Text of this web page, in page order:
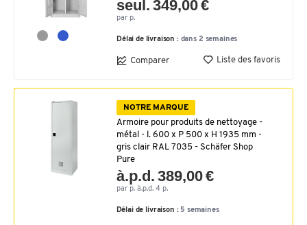
seul. 349,00 €
par p.
Délai de livraison : dans 2 semaines
Comparer Liste des favoris
NOTRE MARQUE
Armoire pour produits de nettoyage -
métal - l. 600 x P 500 x H 1935 mm -
gris clair RAL 7035 - Schäfer Shop
Pure
à.p.d. 389,00 €
par p. à.p.d. 4 p.
Délai de livraison : 5 semaines